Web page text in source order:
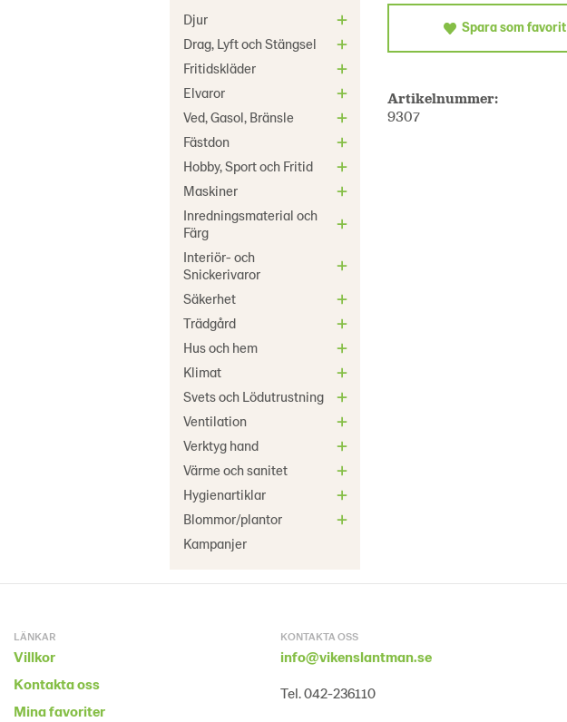
Djur
Drag, Lyft och Stängsel
Fritidskläder
Elvaror
Ved, Gasol, Bränsle
Fästdon
Hobby, Sport och Fritid
Maskiner
Inredningsmaterial och
Färg
Interiör- och
Snickerivaror
Säkerhet
Trädgård
Hus och hem
Klimat
Svets och Lödutrustning
Ventilation
Verktyg hand
Värme och sanitet
Hygienartiklar
Blommor/plantor
Kampanjer
Spara som favorit
Artikelnummer:
9307
LÄNKAR
Villkor
Kontakta oss
Mina favoriter
KONTAKTA OSS
info@vikenslantman.se
Tel. 042-236110